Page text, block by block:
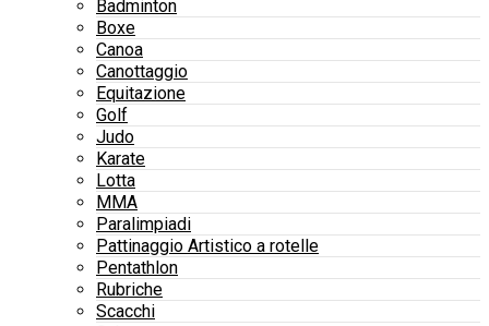
Badminton
Boxe
Canoa
Canottaggio
Equitazione
Golf
Judo
Karate
Lotta
MMA
Paralimpiadi
Pattinaggio Artistico a rotelle
Pentathlon
Rubriche
Scacchi